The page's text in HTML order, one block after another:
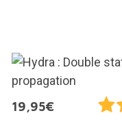
19,95€